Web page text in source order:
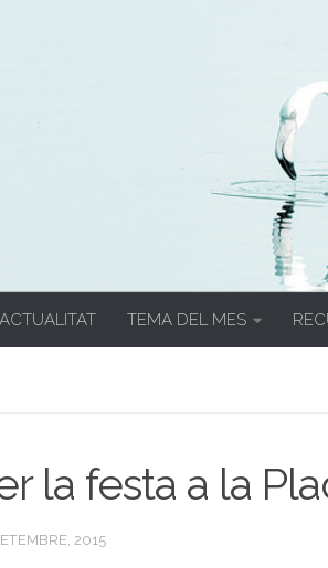
ACTUALITAT TEMA DEL MES
la festa a la
2015